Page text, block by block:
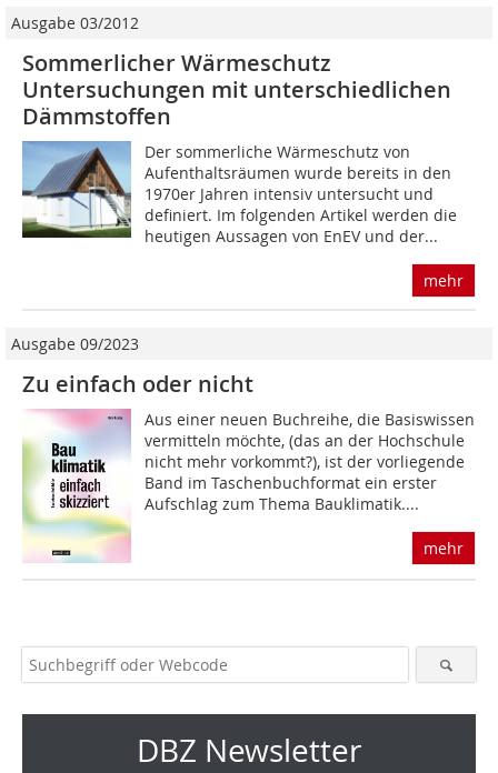
Ausgabe 03/2012
Sommerlicher Wärmeschutz
Untersuchungen mit unterschiedlichen
Dämmstoffen
Der sommerliche Wärmeschutz von
Aufenthaltsräumen wurde bereits in den
1970er Jahren intensiv untersucht und
definiert. Im folgenden Artikel werden die
heutigen Aussagen von EnEV und der...
mehr
Ausgabe 09/2023
Zu einfach oder nicht
Aus einer neuen Buchreihe, die Basiswissen
vermitteln möchte, (das an der Hochschule
nicht mehr vorkommt?), ist der vorliegende
Band im Taschenbuchformat ein erster
Aufschlag zum Thema Bauklimatik....
mehr
DBZ Newsletter